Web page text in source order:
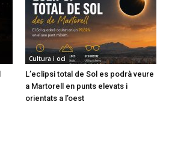
Cultura i oci
L’eclipsi total de Sol es podrà veure
a Martorell en punts elevats i
orientats a l’oest